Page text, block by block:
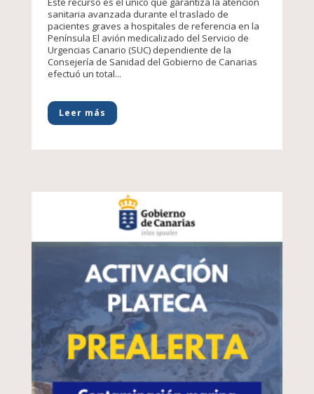
sanitaria avanzada durante el traslado de
pacientes graves a hospitales de referencia en la
Península El avión medicalizado del Servicio de
Urgencias Canario (SUC) dependiente de la
Consejería de Sanidad del Gobierno de Canarias
efectuó un total...
Leer más